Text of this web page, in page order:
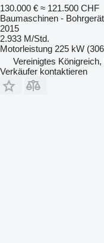
130.000 € ≈ 121.500 CHF
Baumaschinen - Bohrgerät
2015
2.933 M/Std.
Motorleistung 225 kW
Vereinigtes Königreich,
Verkäufer kontaktieren